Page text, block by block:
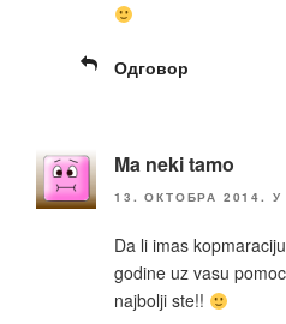
Одговор
Ma neki tamo
13. ОКТОБРА 2014. У
Da li imas
godine uz vasu
najbolji ste!!